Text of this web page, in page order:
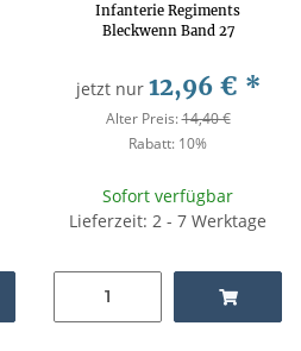
Infanterie Regiments
Bleckwenn Band 27
jetzt nur 12,96 € *
Alter Preis:14,40 €
Rabatt: 10%
Sofort verfügbar
Lieferzeit: 2 - 7 Werktage